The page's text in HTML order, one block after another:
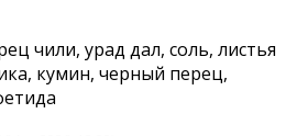
чили, урад дал, соль, листья
кумин, черный перец,